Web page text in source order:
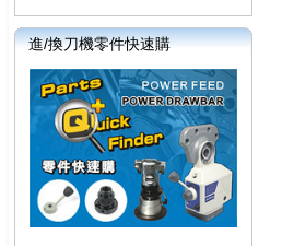
進/換刀機零件快速購